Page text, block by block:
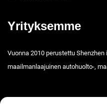
Yrityksemme
Vuonna 2010 perustettu Shenzhen
maailmanlaajuinen autohuolto-,